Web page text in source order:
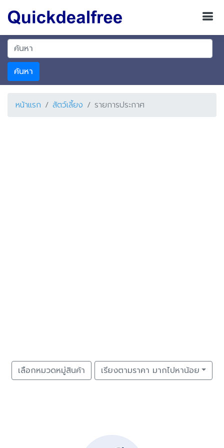
ค้นหา
หน้าแรก สัตว์เลี้ยง รายการประกาศ
เลือกหมวดหมู่สินค้า เรียงตามราคา มากไปหาน้อย